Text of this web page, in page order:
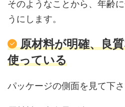
そのようなことから、年齢
うにします。
原材料が明確、良
使っている
パッケージの側面を見て下さ